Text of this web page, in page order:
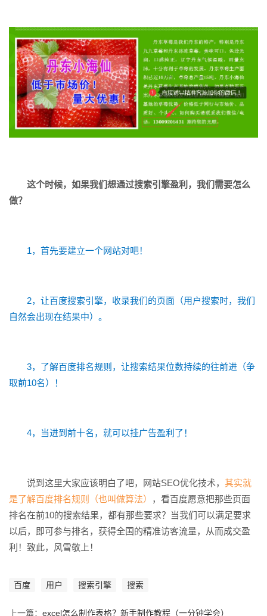
这个时候，如果我们想通过搜索引擎盈利，我们需要怎么
做？
1，首先要建立一个网站对吧！
2，让百度搜索引擎，收录我们的页面（用户搜索时，我们
自然会出现在结果中）。
3，了解百度排名规则，让搜索结果位数持续的往前进（争
取前10名）！
4，当进到前十名，就可以挂广告盈利了！
说到这里大家应该明白了吧，网站SEO优化技术， 其实就
是了解百度排名规则（也叫做算法）
，看百度愿意把那些页面
排名在前10的搜索结果，都有那些要求？当我们可以满足要求
以后，即可参与排名，获得全国的精准访客流量，从而成交盈
利！致此，风雪敬上！
百度 用户 搜索引擎 搜索
上一篇： excel怎么制作表格？新手制作教程（一分钟学会）